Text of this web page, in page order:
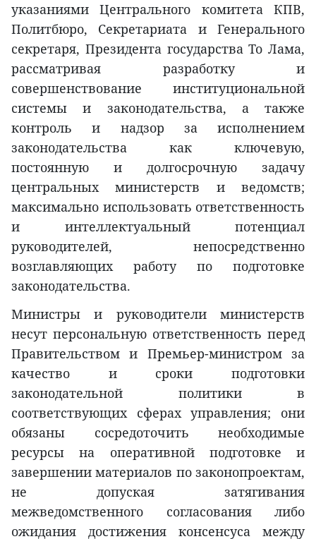
указаниями Центрального комитета КПВ,
Политбюро, Секретариата и Генерального
секретаря, Президента государства То Лама,
рассматривая разработку и
совершенствование институциональной
системы и законодательства, а также
контроль и надзор за исполнением
законодательства как ключевую,
постоянную и долгосрочную задачу
центральных министерств и ведомств;
максимально использовать ответственность
и интеллектуальный потенциал
руководителей, непосредственно
возглавляющих работу по подготовке
законодательства.
Министры и руководители министерств
несут персональную ответственность перед
Правительством и Премьер-министром за
качество и сроки подготовки
законодательной политики в
соответствующих сферах управления; они
обязаны сосредоточить необходимые
ресурсы на оперативной подготовке и
завершении материалов по законопроектам,
не допуская затягивания
межведомственного согласования либо
ожидания достижения консенсуса между